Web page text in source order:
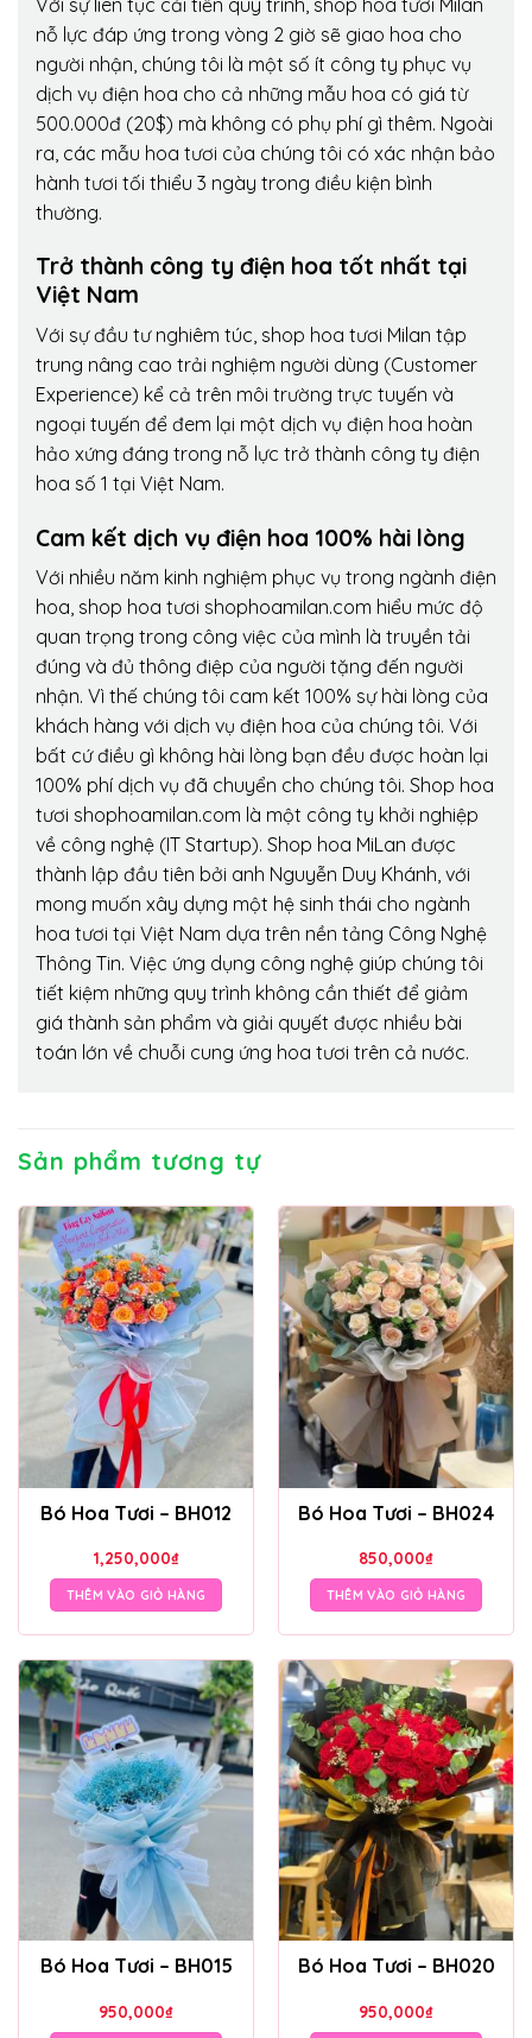
nỗ lực đáp ứng trong vòng 2 giờ sẽ giao hoa cho
người nhận, chúng tôi là một số ít công ty phục vụ
dịch vụ điện hoa cho cả những mẫu hoa có giá từ
500.000đ (20$) mà không có phụ phí gì thêm. Ngoài
ra, các mẫu hoa tươi của chúng tôi có xác nhận bảo
hành tươi tối thiểu 3 ngày trong điều kiện bình
thường.
Trở thành công ty điện hoa tốt nhất tại
Việt Nam
Với sự đầu tư nghiêm túc, shop hoa tươi Milan tập
trung nâng cao trải nghiệm người dùng (Customer
Experience) kể cả trên môi trường trực tuyến và
ngoại tuyến để đem lại một dịch vụ điện hoa hoàn
hảo xứng đáng trong nỗ lực trở thành công ty điện
hoa số 1 tại Việt Nam.
Cam kết dịch vụ điện hoa 100% hài lòng
Với nhiều năm kinh nghiệm phục vụ trong ngành điện
hoa, shop hoa tươi shophoamilan.com hiểu mức độ
quan trọng trong công việc của mình là truyền tải
đúng và đủ thông điệp của người tặng đến người
nhận. Vì thế chúng tôi cam kết 100% sự hài lòng của
khách hàng với dịch vụ điện hoa của chúng tôi. Với
bất cứ điều gì không hài lòng bạn đều được hoàn lại
100% phí dịch vụ đã chuyển cho chúng tôi. Shop hoa
tươi shophoamilan.com là một công ty khởi nghiệp
về công nghệ (IT Startup). Shop hoa MiLan được
thành lập đầu tiên bởi anh Nguyễn Duy Khánh, với
mong muốn xây dựng một hệ sinh thái cho ngành
hoa tươi tại Việt Nam dựa trên nền tảng Công Nghệ
Thông Tin. Việc ứng dụng công nghệ giúp chúng tôi
tiết kiệm những quy trình không cần thiết để giảm
giá thành sản phẩm và giải quyết được nhiều bài
toán lớn về chuỗi cung ứng hoa tươi trên cả nước.
Sản phẩm tương tự
Bó Hoa Tươi – BH012
1,250,000₫
THÊM VÀO GIỎ HÀNG
Bó Hoa Tươi – BH024
850,000₫
THÊM VÀO GIỎ HÀNG
Bó Hoa Tươi – BH015
950,000₫
Bó Hoa Tươi – BH020
950,000₫